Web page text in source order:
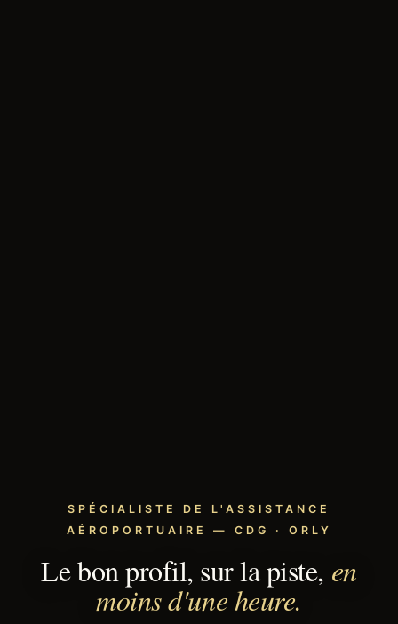
SPÉCIALISTE DE L'ASSISTANCE
AÉROPORTUAIRE — CDG · ORLY
Le bon profil, sur la piste, en
moins d'une heure.